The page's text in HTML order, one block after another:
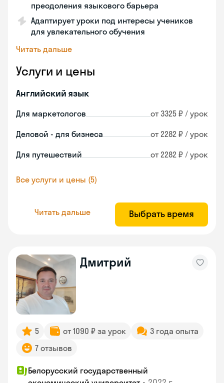
преодоления языкового барьера
Адаптирует уроки под интересы учеников
для увлекательного обучения
Читать дальше
Услуги и цены
Английский язык
Для маркетологов от 3325 ₽ / урок
Деловой - для бизнеса от 2282 ₽ / урок
Для путешествий от 2282 ₽ / урок
Все услуги и цены (5)
Читать дальше Выбрать время
Дмитрий
5 от 1090 ₽ за урок
3 года опыта
7 отзывов
Белорусский государственный